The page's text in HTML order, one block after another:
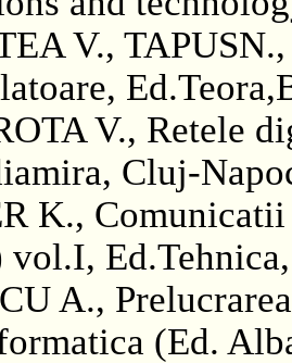
V.,
V., Retele
Cluj-
K.,
vol.I,
A.,
(Ed.